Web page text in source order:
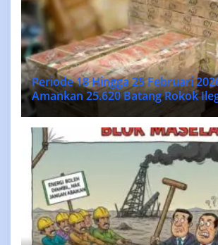
Periode 18 Hingga 25 Februari
Amankan 25.620 Batang Rokok